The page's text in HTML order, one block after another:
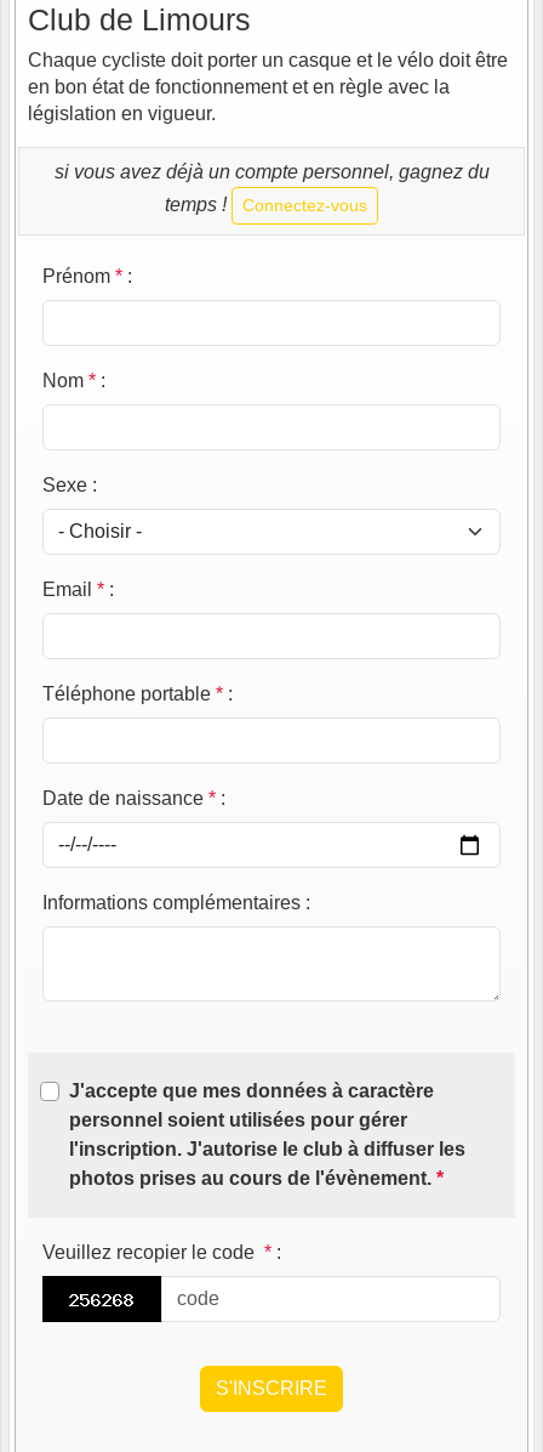
Club de Limours
Chaque cycliste doit porter un casque et le vélo doit être
en bon état de fonctionnement et en règle avec la
législation en vigueur.
si vous avez déjà un compte personnel, gagnez du
temps !
Connectez-vous
Prénom * :
Nom * :
Sexe :
Email * :
Téléphone portable * :
Date de naissance * :
Informations complémentaires :
J'accepte que mes données à caractère
personnel soient utilisées pour gérer
l'inscription. J'autorise le club à diffuser les
photos prises au cours de l'évènement. *
Veuillez recopier le code * :